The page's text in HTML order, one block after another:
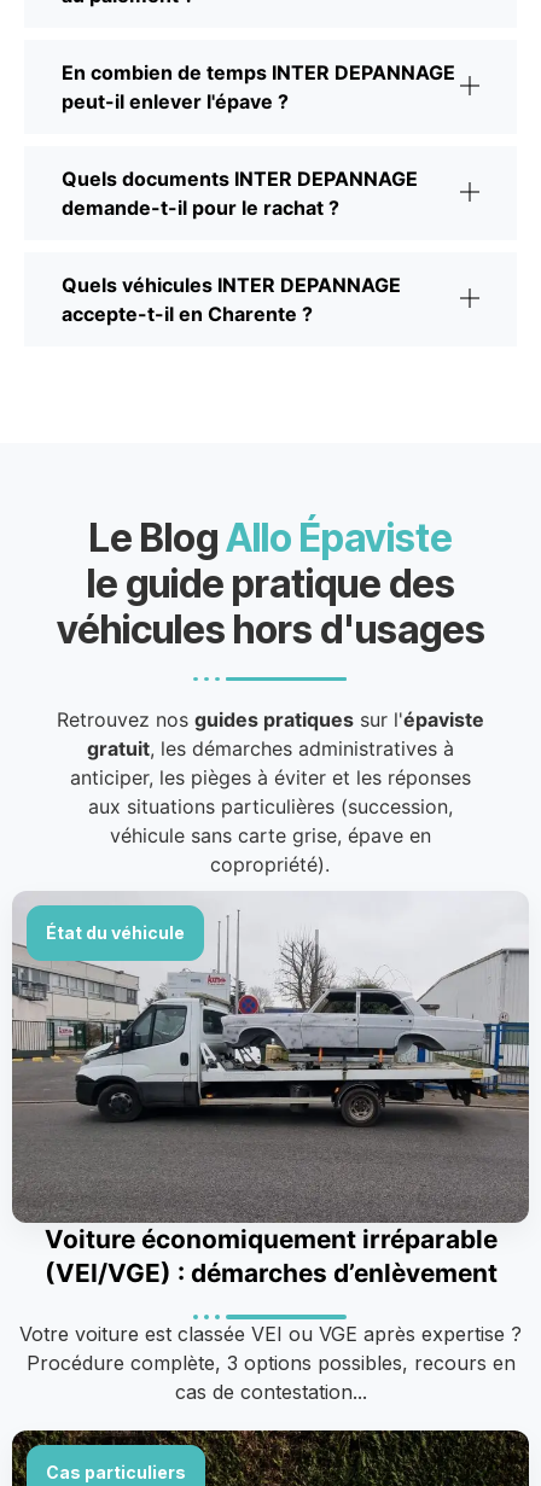
En combien de temps INTER DEPANNAGE
peut-il enlever l'épave ?
Quels documents INTER DEPANNAGE
demande-t-il pour le rachat ?
Quels véhicules INTER DEPANNAGE
accepte-t-il en Charente ?
Le BlogAllo Épaviste
le guide pratique des
véhicules hors d'usages
Retrouvez nos guides pratiquessur l'épaviste
gratuit, les démarches administratives à
anticiper, les pièges à éviter et les réponses
aux situations particulières (succession,
véhicule sans carte grise, épave en
copropriété).
État du véhicule
Voiture économiquement irréparable
(VEI/VGE) : démarches d’enlèvement
Votre voiture est classée VEI ou VGE après expertise ?
Procédure complète, 3 options possibles, recours en
cas de contestation...
Cas particuliers